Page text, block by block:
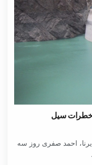
خطرات سیل
احمد صفری روز سه